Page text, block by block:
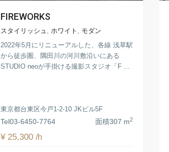
FIREWORKS
スタイリッシュ ホワイト
モダン
2022年5月にリニューアルした、各線 浅草駅
から徒歩圏、隅田川の河川敷沿いにある
STUDIO neoが手掛ける撮影スタジオ「F ...
東京都台東区今戸1-2-10 JKビル5F
Tel03-6450-7764 面積307 m2
¥ 25,300 /h